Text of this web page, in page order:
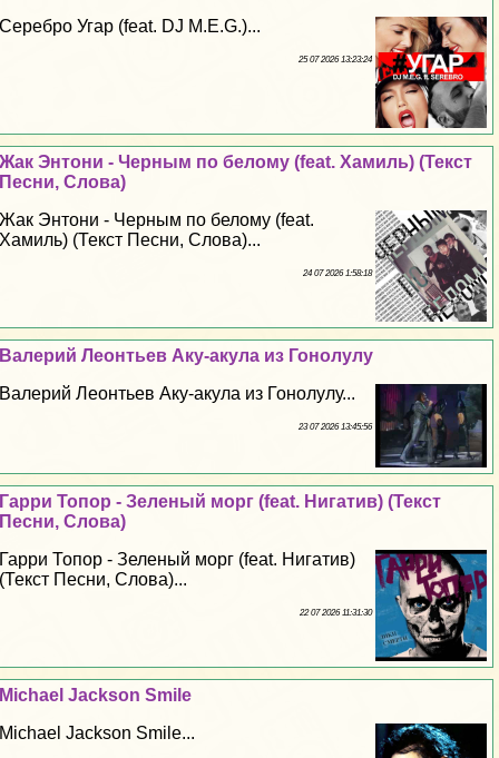
Серебро Угар (feat. DJ M.E.G.)...
25 07 2026 13:23:24
Жак Энтони - Черным по белому (feat. Хамиль) (Текст
Песни, Слова)
Жак Энтони - Черным по белому (feat.
Хамиль) (Текст Песни, Слова)...
24 07 2026 1:58:18
Валерий Леонтьев Аку-акула из Гонолулу
Валерий Леонтьев Аку-акула из Гонолулу...
23 07 2026 13:45:56
Гарри Топор - Зеленый морг (feat. Нигатив) (Текст
Песни, Слова)
Гарри Топор - Зеленый морг (feat. Нигатив)
(Текст Песни, Слова)...
22 07 2026 11:31:30
Michael Jackson Smile
Michael Jackson Smile...